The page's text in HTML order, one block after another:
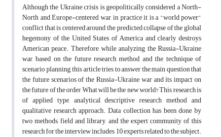
Although the Ukraine crisis is geopolitically considered a North-
North and Europe-centered war, in practice it is a "world power"
conflict that is centered around the predicted collapse of the global
hegemony of the United States of America and clearly destroys
American peace. Therefore, while analyzing the Russia-Ukraine
war, based on the future research method and the technique of
scenario planning, this article tries to answer the main question that
the future scenarios of the Russia-Ukraine war and its impact on
the future of the order What will be the new world? This research is
of applied type, analytical descriptive research method and
qualitative research approach. Data collection has been done by
two methods, field and library, and the expert community of this
research for the interview includes 10 experts related to the subject.